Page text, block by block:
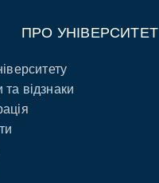
ПРО УНІВЕРСИТЕТ
відзнаки